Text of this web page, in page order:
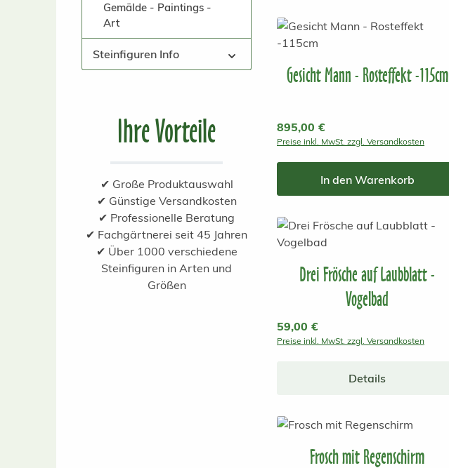
Gemälde - Paintings -
Art
Steinfiguren Info
Ihre Vorteile
✔ Große Produktauswahl
✔ Günstige Versandkosten
✔ Professionelle Beratung
✔ Fachgärtnerei seit 45 Jahren
✔ Über 1000 verschiedene
Steinfiguren in Arten und
Größen
Gesicht Mann - Rosteffekt -115cm
Regulärer Preis:
895,00 €
Preise inkl. MwSt. zzgl. Versandkosten
In den Warenkorb
Drei Frösche auf Laubblatt -
Vogelbad
Regulärer Preis:
59,00 €
Preise inkl. MwSt. zzgl. Versandkosten
Details
Frosch mit Regenschirm